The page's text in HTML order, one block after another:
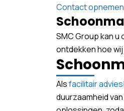
Contact opnemen
SMC Group kan
ontdekken hoe
Alsfacilitair
duurzaamheid